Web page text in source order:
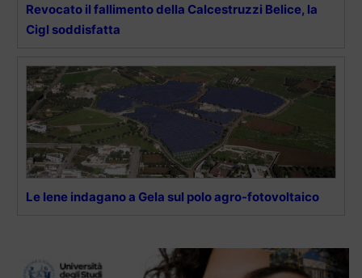
Revocato il fallimento della Calcestruzzi Belice, la
Cigl soddisfatta
Le Iene indagano a Gela sul polo agro-fotovoltaico